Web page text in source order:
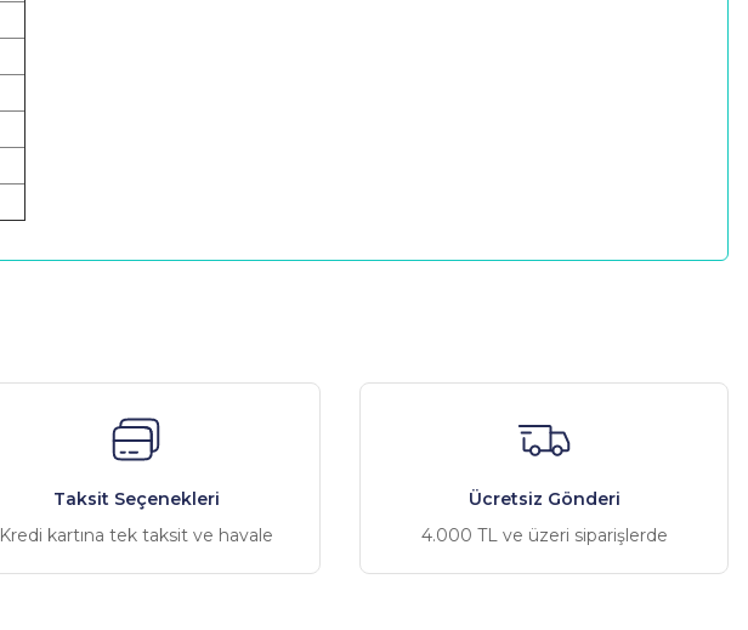
Taksit Seçenekleri
Kredi kartına tek taksit ve havale
Ücretsiz Gönderi
4.000 TL ve üzeri siparişlerde